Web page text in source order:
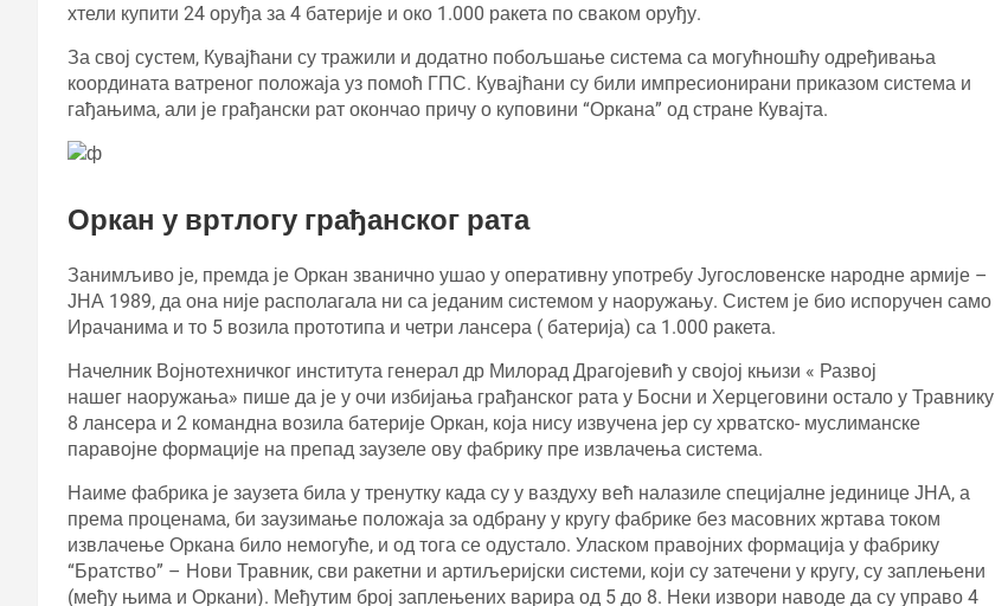
хтели купити 24 оруђа за 4 батерије и око 1.000 ракета по сваком оруђу.
За свој сyстем, Кувајћани су тражили и додатно побољшање система са могућношћу одређивања
координата ватреног положаја уз помоћ ГПС. Кувајћани су били импресионирани приказом система и
гађањима, али је грађански рат окончао причу о куповини “Оркана” од стране Кувајта.
Оркан у вртлогу грађанског рата
Занимљиво је, премда је Оркан званично ушао у оперативну употребу Југословенске народне армије –
ЈНА 1989, да она није располагала ни са једаним системом у наоружању. Систем је био испоручен само
Ирачанима и то 5 возила прототипа и четри лансера ( батерија) са 1.000 ракета.
Начелник Војнотехничког института генерал др Милорад Драгојевић у својој књизи « Развој
нашег наоружања» пише да је у очи избијања грађанског рата у Босни и Херцеговини остало у Травнику
8 лансера и 2 командна возила батерије Оркан, која нису извучена јер су хрватско- муслиманске
паравојне формације на препад заузеле ову фабрику пре извлачења система.
Наиме фабрика је заузета била у тренутку када су у ваздуху већ налазиле специјалне јединице ЈНА, а
према проценама, би заузимање положаја за одбрану у кругу фабрике без масовних жртава током
извлачење Оркана било немогуће, и од тога се одустало. Уласком правојних формација у фабрику
“Братство” – Нови Травник, сви ракетни и артиљеријски системи, који су затечени у кругу, су заплењени
(међу њима и Оркани). Међутим број заплењених варира од 5 до 8. Неки извори наводе да су управо 4